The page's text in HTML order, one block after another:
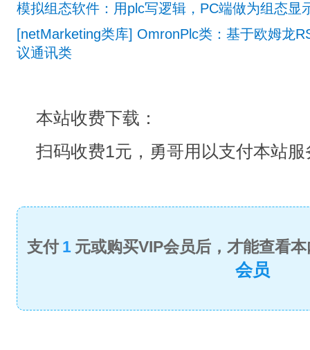
模拟组态软件：用plc写逻辑，PC端做为组态显
[netMarketing类库] OmronPlc类：基于欧姆龙
议通讯类
本站收费下载：
扫码收费1元，勇哥用以支付本站
支付 1 元或购买VIP会员后，才能查看
会员